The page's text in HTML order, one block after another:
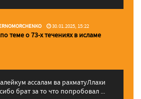
30.01.2025, 15:22
теме о 73-х течениях в исламе
брат за то что попробовал ...